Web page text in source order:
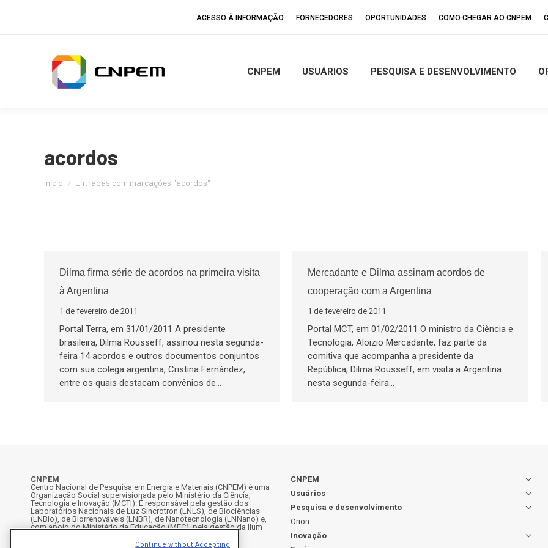
ACESSO À INFORMAÇÃO FORNECEDORES OPORTUNIDADES COMO CHEGAR AO CNPEM
CNPEM USUÁRIOS PESQUISA E DESENVOLVIMENTO
acordos
Início Entradas com marcações "acordos"
Dilma firma série de acordos na primeira visita
à Argentina
1 de fevereiro de 2011
Portal Terra, em 31/01/2011 A presidente
brasileira, Dilma Rousseff, assinou nesta segunda-
feira 14 acordos e outros documentos conjuntos
com sua colega argentina, Cristina Fernández,
entre os quais destacam convênios de…
Mercadante e Dilma assinam acordos de
cooperação com a Argentina
1 de fevereiro de 2011
Portal MCT, em 01/02/2011 O ministro da Ciência e
Tecnologia, Aloizio Mercadante, faz parte da
comitiva que acompanha a presidente da
República, Dilma Rousseff, em visita a Argentina
nesta segunda-feira…
CNPEM
Centro Nacional de Pesquisa em Energia e Materiais (CNPEM) é uma
Organização Social supervisionada pelo Ministério da Ciência,
Tecnologia e Inovação (MCTI). É responsável pela gestão dos
Laboratórios Nacionais de Luz Síncrotron (LNLS), de Biociências
(LNBio), de Biorrenováveis (LNBR), de Nanotecnologia (LNNano) e,
com apoio do Ministério da Educação (MEC), pela gestão da Ilum
CNPEM
Usuários
Pesquisa e desenvolvimento
Orion
Inovação
Continue without Accepting